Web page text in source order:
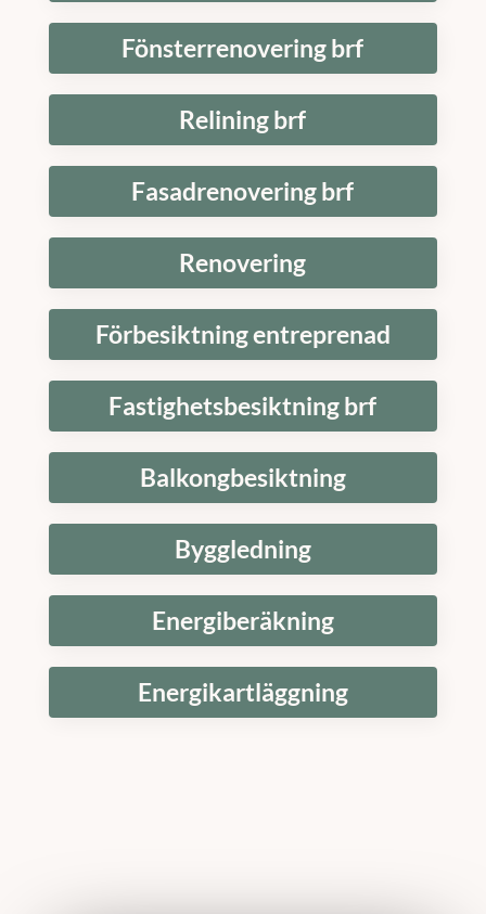
Fönsterrenovering brf
Relining brf
Fasadrenovering brf
Renovering
Förbesiktning entreprenad
Fastighetsbesiktning brf
Balkongbesiktning
Byggledning
Energiberäkning
Energikartläggning